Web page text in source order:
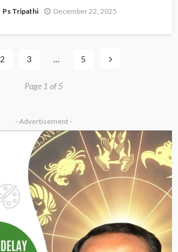
Ps Tripathi December 22, 2025
2 3 … 5
Page 1 of 5
- Advertisement -